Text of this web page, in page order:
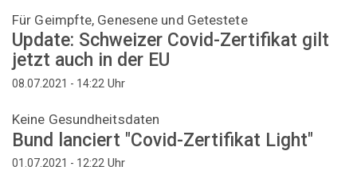
Für Geimpfte, Genesene und Getestete
Update: Schweizer Covid-Zertifikat gilt
jetzt auch in der EU
08.07.2021 - 14:22 Uhr
Keine Gesundheitsdaten
Bund lanciert "Covid-Zertifikat Light"
01.07.2021 - 12:22 Uhr